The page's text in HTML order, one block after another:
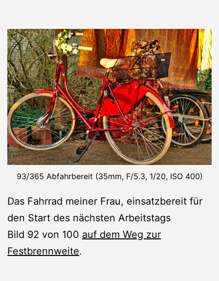
93/365 Abfahrbereit (35mm, F/5.3, 1/20, ISO 400)
Das Fahrrad meiner Frau, einsatzbereit für
den Start des nächsten Arbeitstags
Bild 92 von 100 auf dem Weg zur
Festbrennweite.